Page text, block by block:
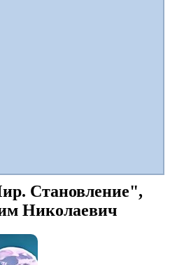
Становление",
Николаевич